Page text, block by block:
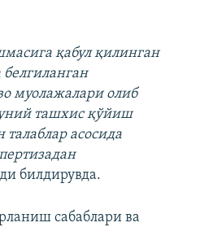
қабул қилинган
белгиланган
муолажалари олиб
ташхис қўйиш
асосида
билдирувда.
сабаблари ва